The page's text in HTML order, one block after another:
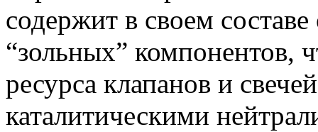
содержит в своем
“зольных” компонентов,
ресурса клапанов и
каталитическими